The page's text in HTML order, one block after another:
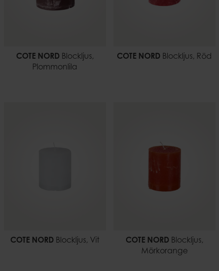
COTE NORD Blockljus,
Plommonlila
COTE NORD Blockljus, Röd
COTE NORD Blockljus, Vit COTE NORD Blockljus,
Mörkorange